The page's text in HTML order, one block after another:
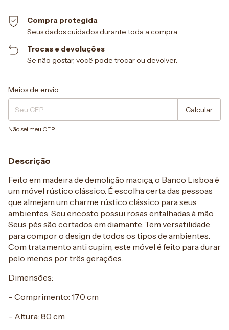
Compra protegida
Seus dados cuidados durante toda a compra.
Trocas e devoluções
Se não gostar, você pode trocar ou devolver.
Entregas para o CEP:
Meios de envio
Calcular
Não sei meu CEP
Descrição
Feito em madeira de demolição maciça, o Banco Lisboa é
um móvel rústico clássico. É escolha certa das pessoas
que almejam um charme rústico clássico para seus
ambientes. Seu encosto possui rosas entalhadas à mão.
Seus pés são cortados em diamante. Tem versatilidade
para compor o design de todos os tipos de ambientes.
Com tratamento anti cupim, este móvel é feito para durar
pelo menos por três gerações.
Dimensões:
– Comprimento: 170 cm
– Altura: 80 cm